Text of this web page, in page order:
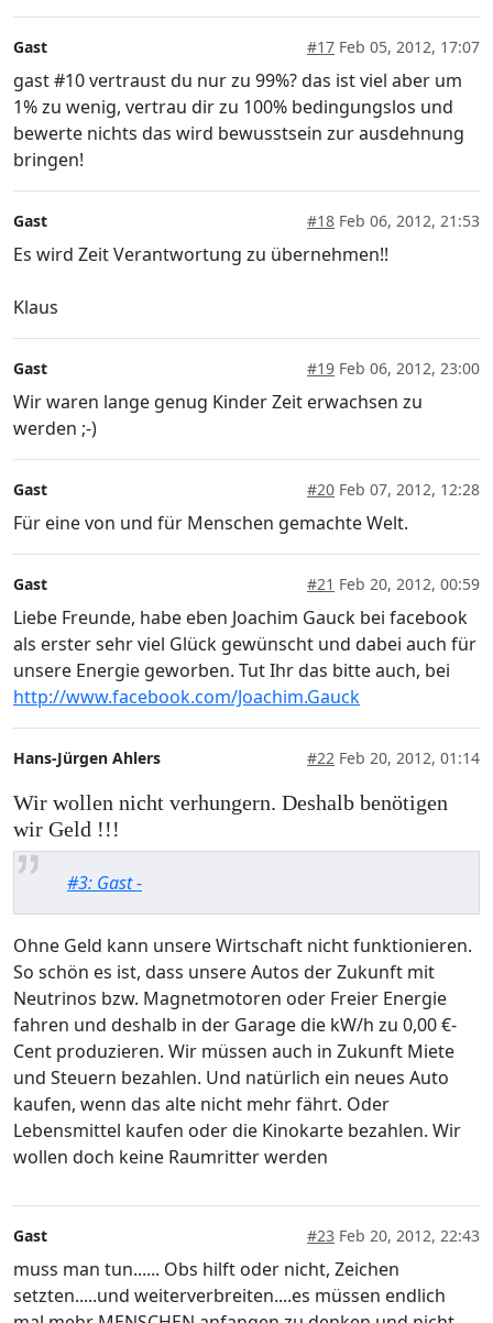
Gast #17 Feb 05, 2012, 17:07
gast #10 vertraust du nur zu 99%? das ist viel aber um
1% zu wenig, vertrau dir zu 100% bedingungslos und
bewerte nichts das wird bewusstsein zur ausdehnung
bringen!
Gast #18 Feb 06, 2012, 21:53
Es wird Zeit Verantwortung zu übernehmen!!
Klaus
Gast #19 Feb 06, 2012, 23:00
Wir waren lange genug Kinder Zeit erwachsen zu
werden ;-)
Gast #20 Feb 07, 2012, 12:28
Für eine von und für Menschen gemachte Welt.
Gast #21 Feb 20, 2012, 00:59
Liebe Freunde, habe eben Joachim Gauck bei facebook
als erster sehr viel Glück gewünscht und dabei auch für
unsere Energie geworben. Tut Ihr das bitte auch, bei
http://www.facebook.com/Joachim.Gauck
Hans-Jürgen Ahlers #22 Feb 20, 2012, 01:14
Wir wollen nicht verhungern. Deshalb benötigen
wir Geld !!!
#3: Gast -
Ohne Geld kann unsere Wirtschaft nicht funktionieren.
So schön es ist, dass unsere Autos der Zukunft mit
Neutrinos bzw. Magnetmotoren oder Freier Energie
fahren und deshalb in der Garage die kW/h zu 0,00 €-
Cent produzieren. Wir müssen auch in Zukunft Miete
und Steuern bezahlen. Und natürlich ein neues Auto
kaufen, wenn das alte nicht mehr fährt. Oder
Lebensmittel kaufen oder die Kinokarte bezahlen. Wir
wollen doch keine Raumritter werden
Gast #23 Feb 20, 2012, 22:43
muss man tun...... Obs hilft oder nicht, Zeichen
setzten.....und weiterverbreiten....es müssen endlich